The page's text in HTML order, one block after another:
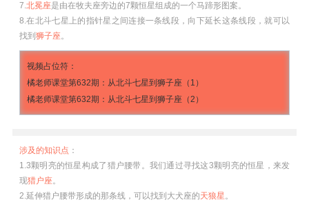
7.北冕座是由在牧夫座旁边的7颗恒星组成的一个马蹄形图案。
8.在北斗七星上的指针星之间连接一条线段，向下延长这条线段，就可以
找到 狮子座。
视频占位符：
橘老师课堂第632期：从北斗七星到狮子座（1）
橘老师课堂第632期：从北斗七星到狮子座（2）
涉及的知识点 ：
1.3颗明亮的恒星构成了猎户腰带。我们通过寻找这3颗明亮的恒星，来发
现猎户座。
2.延伸猎户腰带形成的那条线，可以找到大犬座的天狼星。